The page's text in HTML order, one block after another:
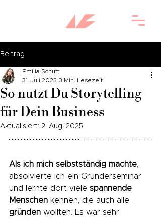
Beitrag
So nutzt Du Storytelling
für Dein Business
Emilia Schutt
31. Juli 2025 3 Min. Lesezeit
Aktualisiert: 2. Aug. 2025
Als ich mich selbstständig machte
absolvierte ich ein Gründerseminar
und lernte dort viele spannende
Menschen kennen, die auch alle
gründen wollten. Es war sehr